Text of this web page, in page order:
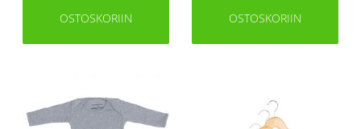
OSTOSKORIIN OSTOSKORIIN